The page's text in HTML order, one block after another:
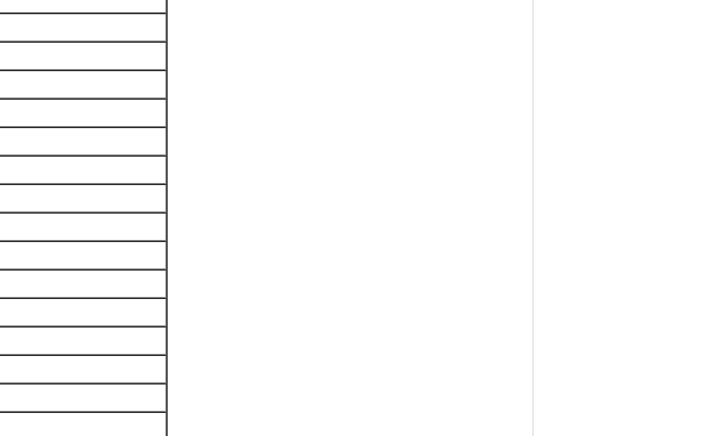
주세요
겠습니다!